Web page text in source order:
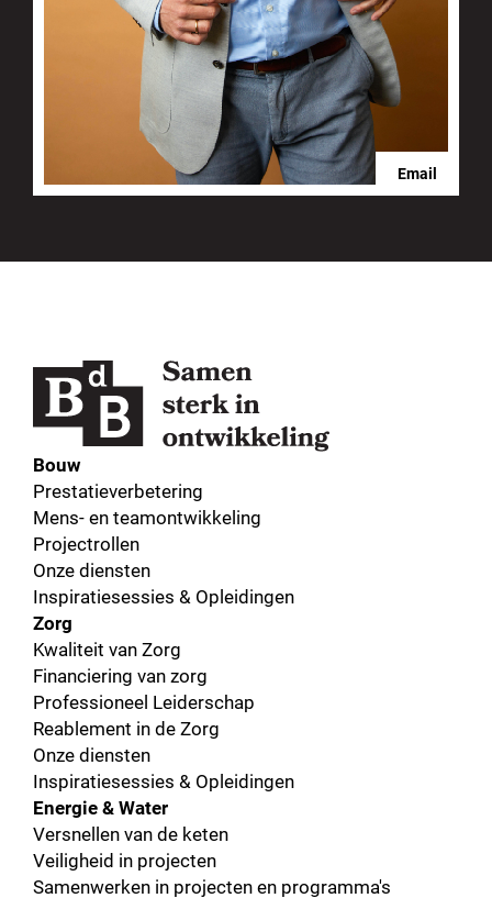
Email
Bouw
Prestatieverbetering
Mens- en teamontwikkeling
Projectrollen
Onze diensten
Inspiratiesessies & Opleidingen
Zorg
Kwaliteit van Zorg
Financiering van zorg
Professioneel Leiderschap
Reablement in de Zorg
Onze diensten
Inspiratiesessies & Opleidingen
Energie & Water
Versnellen van de keten
Veiligheid in projecten
Samenwerken in projecten en programma's